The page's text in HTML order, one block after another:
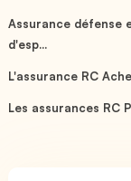
Assurance défense
d'esp...
L'assurance RC
Les assurances RC